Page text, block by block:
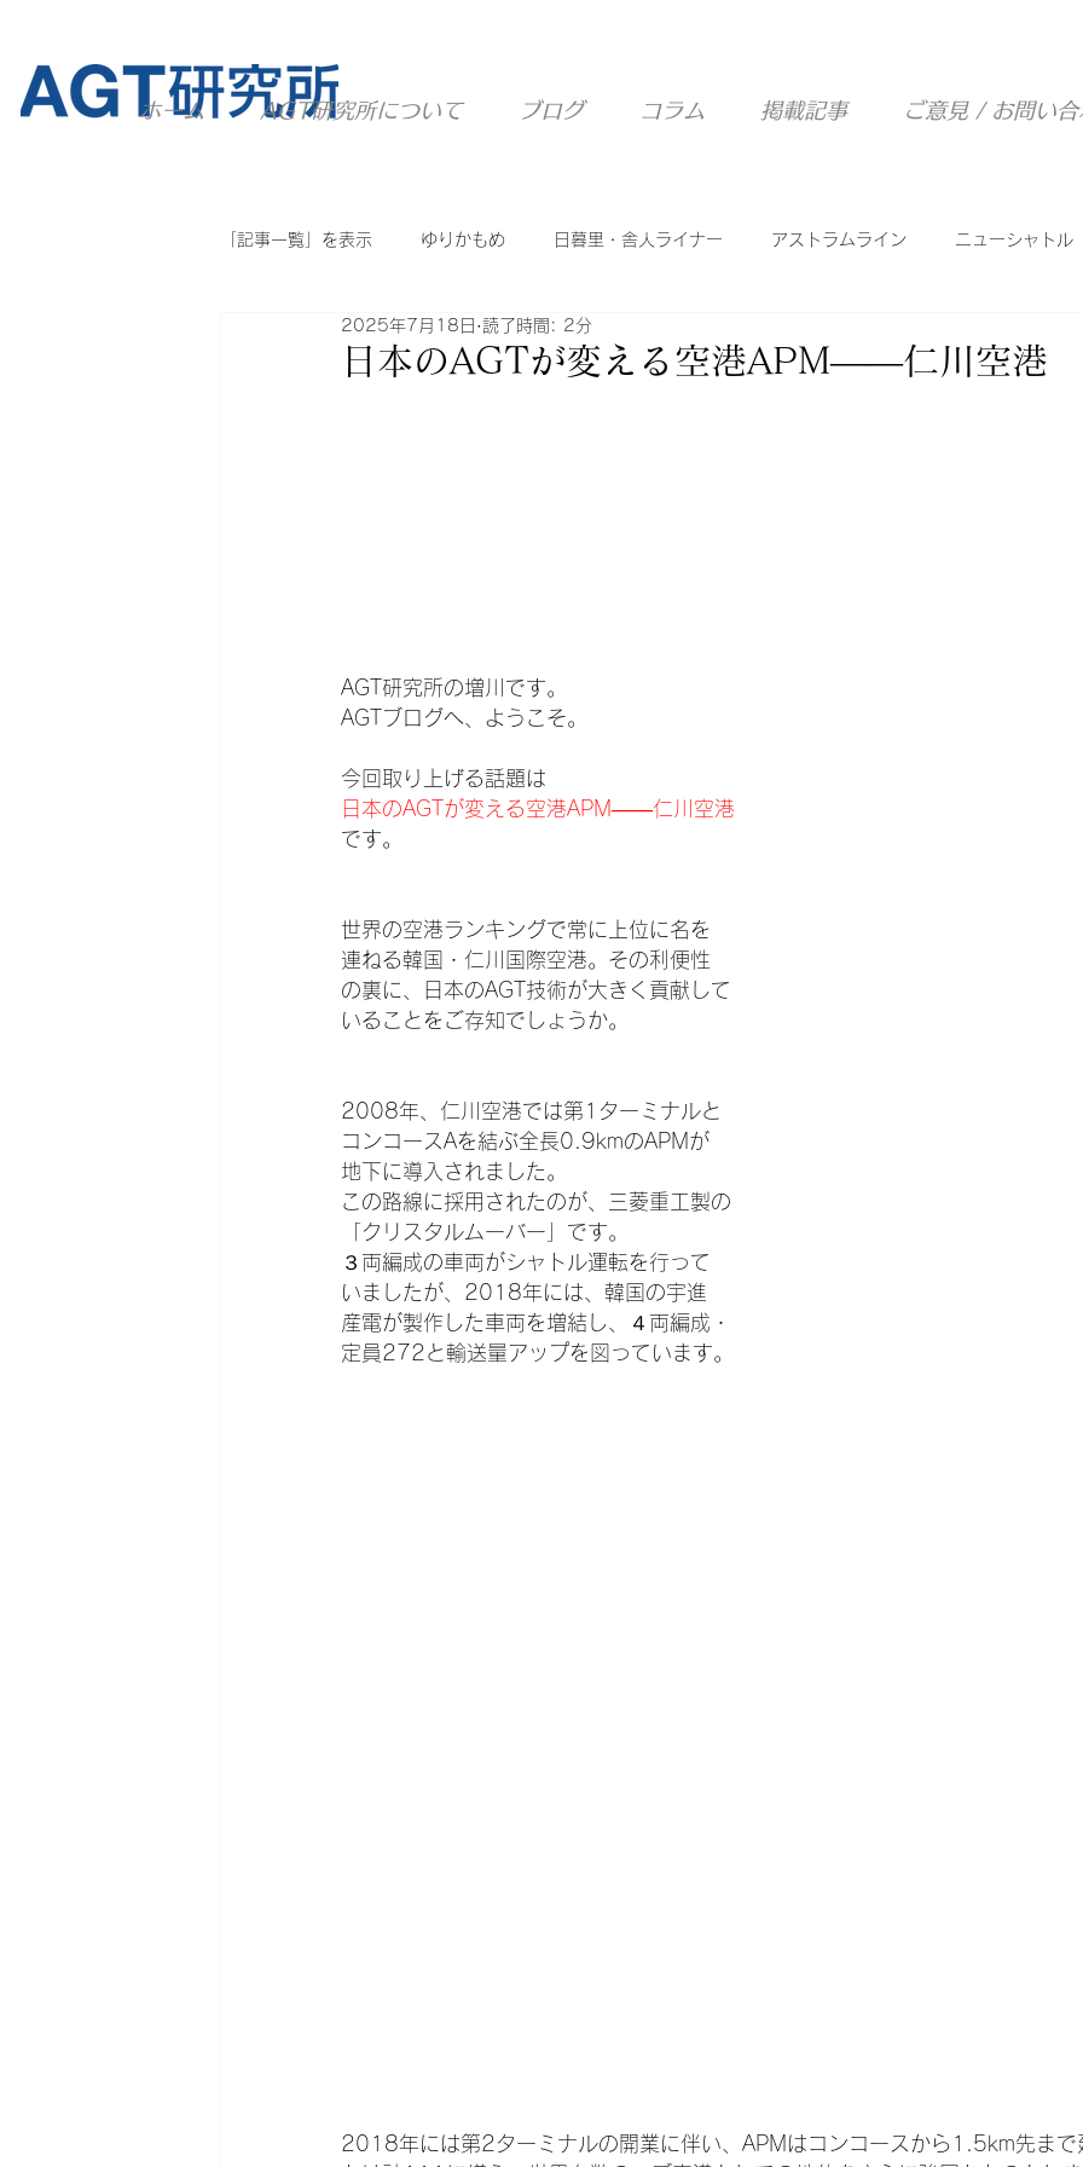
ホーム AGT研究所について ブログ コラム 掲載記事 ご意見 / お問い合
「記事一覧」を表示 ゆりかもめ 日暮里・舎人ライナー アストラムライン ニューシャトル
ニュートラム ユーカリが丘線 西武山口線
日本のAGTが変える空港APM――仁川空港
2025年7月18日 読了時間: 2分
AGT研究所の増川です。
AGTブログへ、ようこそ。
今回取り上げる話題は
日本のAGTが変える空港APM――仁川空港
です。
世界の空港ランキングで常に上位に名を
連ねる韓国・仁川国際空港。その利便性
の裏に、日本のAGT技術が大きく貢献して
いることをご存知でしょうか。
2008年、仁川空港では第1ターミナルと
コンコースAを結ぶ全長0.9kmのAPMが
地下に導入されました。
この路線に採用されたのが、三菱重工製の
「クリスタルムーバー」です。
３両編成の車両がシャトル運転を行って
いましたが、2018年には、韓国の宇進
産電が製作した車両を増結し、４両編成・
定員272と輸送量アップを図っています。
2018年には第2ターミナルの開業に伴い、APMはコンコースから1.5km先まで